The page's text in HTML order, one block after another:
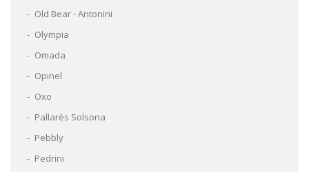
Old Bear - Antonini
Olympia
Omada
Opinel
Oxo
Pallarès Solsona
Pebbly
Pedrini